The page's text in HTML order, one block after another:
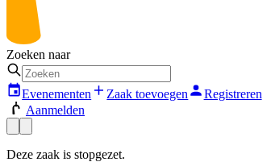
Zoeken naar
Evenementen Zaak toevoegen
Registreren
Aanmelden
Deze zaak is stopgezet.